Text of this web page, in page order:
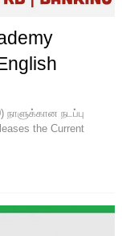
நாளுக்கான நடப்பு
the Current